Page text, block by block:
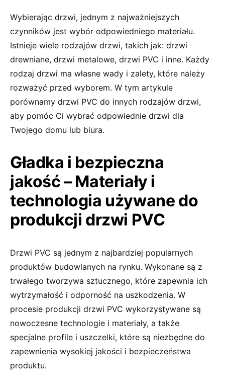
Wybierając drzwi, jednym z najważniejszych
czynników jest wybór odpowiedniego materiału.
Istnieje wiele rodzajów drzwi, takich jak: drzwi
drewniane, drzwi metalowe, drzwi PVC i inne. Każdy
rodzaj drzwi ma własne wady i zalety, które należy
rozważyć przed wyborem. W tym artykule
porównamy drzwi PVC do innych rodzajów drzwi,
aby pomóc Ci wybrać odpowiednie drzwi dla
Twojego domu lub biura.
Gładka i bezpieczna
jakość – Materiały i
technologia używane do
produkcji drzwi PVC
Drzwi PVC są jednym z najbardziej popularnych
produktów budowlanych na rynku. Wykonane są z
trwałego tworzywa sztucznego, które zapewnia ich
wytrzymałość i odporność na uszkodzenia. W
procesie produkcji drzwi PVC wykorzystywane są
nowoczesne technologie i materiały, a także
specjalne profile i uszczelki, które są niezbędne do
zapewnienia wysokiej jakości i bezpieczeństwa
produktu.